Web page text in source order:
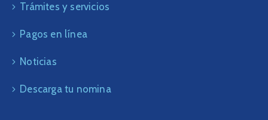
Trámites y servicios
Pagos en línea
Noticias
Descarga tu nomina